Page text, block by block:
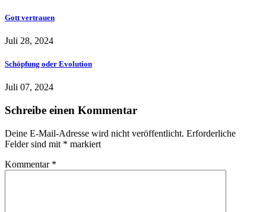
Gott vertrauen
Juli 28, 2024
Schöpfung oder Evolution
Juli 07, 2024
Schreibe einen Kommentar
Deine E-Mail-Adresse wird nicht veröffentlicht. Erforderliche
Felder sind mit * markiert
Kommentar *